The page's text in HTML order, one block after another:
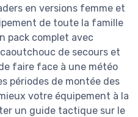
en versions femme et
de toute la famille
pack complet avec
de secours et
faire face à une météo
périodes de montée des
votre équipement à la
un guide tactique sur le